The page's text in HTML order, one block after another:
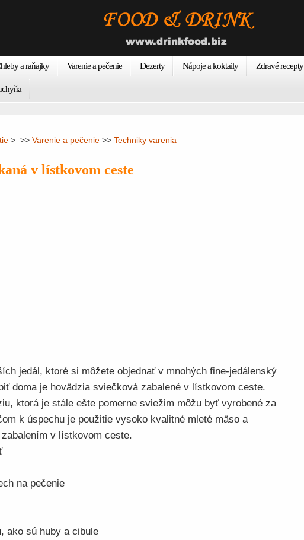
a raňajky Varenie a pečenie Dezerty Nápoje a koktaily Zdravé recepty
> >> Varenie a pečenie >> Techniky varenia
v lístkovom ceste
jedál, ktoré si môžete objednať v mnohých fine-jedálenský
doma je hovädzia sviečková zabalené v lístkovom ceste.
ktorá je stále ešte pomerne sviežim môžu byť vyrobené za
k úspechu je použitie vysoko kvalitné mleté ​​mäso a
v lístkovom ceste.
na pečenie
ako sú huby a cibule